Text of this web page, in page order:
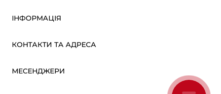
ІНФОРМАЦІЯ
ОПТ
Про нас
КОНТАКТИ ТА АДРЕСА
МЕСЕНДЖЕРИ